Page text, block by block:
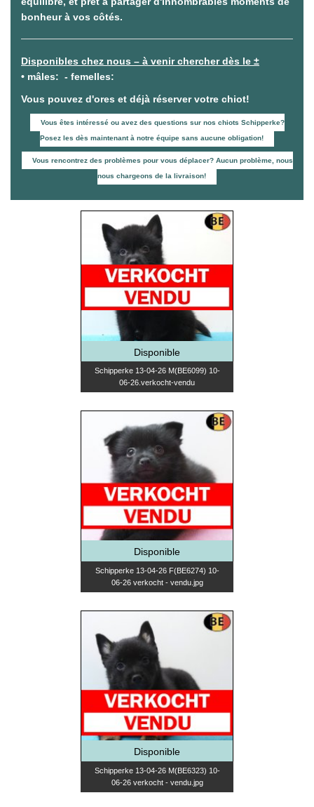
bonheur à vos côtés.
Disponibles chez nous – à venir chercher dès le ±
• mâles: - femelles:
Vous pouvez d'ores et déjà réserver votre chiot!
Vous êtes intéressé ou avez des questions sur nos chiots Schipperke?
Posez les dès maintenant à notre équipe sans aucune obligation!
Vous rencontrez des problèmes pour vous déplacer? Aucun problème, nous
nous chargeons de la livraison!
Disponible
Schipperke 13-04-26 M(BE6099) 10-
06-26.verkocht-vendu
Disponible
Schipperke 13-04-26 F(BE6274) 10-
06-26 verkocht - vendu.jpg
Disponible
Schipperke 13-04-26 M(BE6323) 10-
06-26 verkocht - vendu.jpg